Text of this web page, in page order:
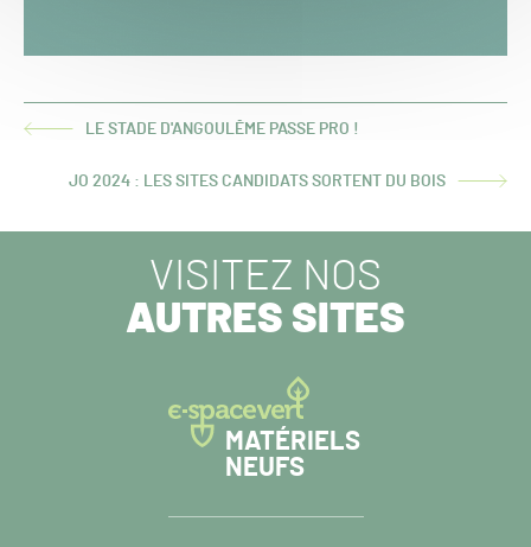
ARTICLELE STADE D'ANGOULÊME PASSE PRO !
ARTICLE
JO 2024 : LES SITES CANDIDATS SORTENT DU BOIS
VISITEZ NOS
AUTRES SITES
MATÉRIELS
NEUFS